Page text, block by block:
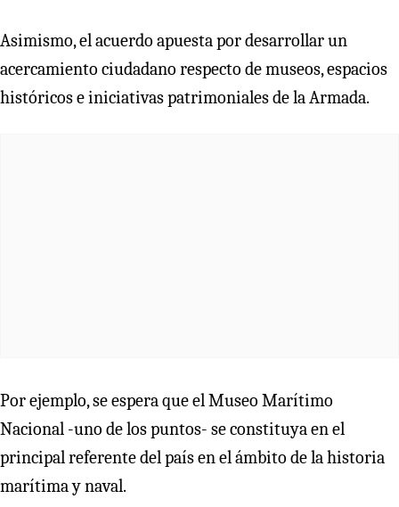
Asimismo, el acuerdo apuesta por desarrollar un
acercamiento ciudadano respecto de museos, espacios
históricos e iniciativas patrimoniales de la Armada.
Por ejemplo, se espera que el Museo Marítimo
Nacional -uno de los puntos- se constituya en el
principal referente del país en el ámbito de la historia
marítima y naval.